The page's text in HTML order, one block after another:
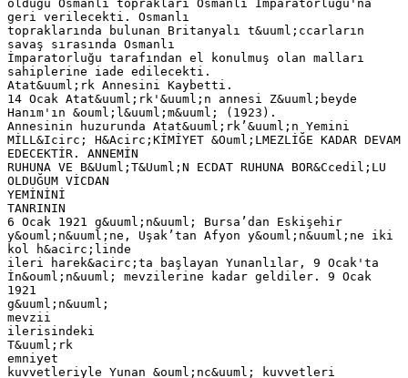
olduğu Osmanlı toprakları Osmanlı İmparatorluğu'na
geri verilecekti. Osmanlı
topraklarında bulunan Britanyalı t&uuml;ccarların
savaş sırasında Osmanlı
İmparatorluğu tarafından el konulmuş olan malları
sahiplerine iade edilecekti.
Atat&uuml;rk Annesini Kaybetti.
14 Ocak Atat&uuml;rk'&uuml;n annesi Z&uuml;beyde
Hanım'ın &ouml;l&uuml;m&uuml; (1923).
Annesinin huzurunda Atat&uuml;rk’&uuml;n Yemini
MİLL&Icirc; H&Acirc;KİMİYET &Ouml;LMEZLİĞE KADAR DEVAM
EDECEKTİR. ANNEMİN
RUHUNA VE B&Uuml;T&Uuml;N ECDAT RUHUNA BOR&Ccedil;LU
OLDUĞUM VİCDAN
YEMİNİNİ
TANRININ
6 Ocak 1921 g&uuml;n&uuml; Bursa’dan Eskişehir
y&ouml;n&uuml;ne, Uşak’tan Afyon y&ouml;n&uuml;ne iki
kol h&acirc;linde
ileri harek&acirc;ta başlayan Yunanlılar, 9 Ocak'ta
İn&ouml;n&uuml; mevzilerine kadar geldiler. 9 Ocak
1921
g&uuml;n&uuml;
mevzii
ilerisindeki
T&uuml;rk
emniyet
kuvvetleriyle Yunan &ouml;nc&uuml; kuvvetleri